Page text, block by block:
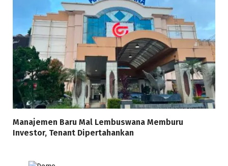
Manajemen Baru Mal Lembuswana Memburu
Investor, Tenant Dipertahankan